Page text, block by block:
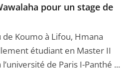
pour un stage de
Koumo à Lifou, Hmana
étudiant en Master II
de Paris I-Panthé ...